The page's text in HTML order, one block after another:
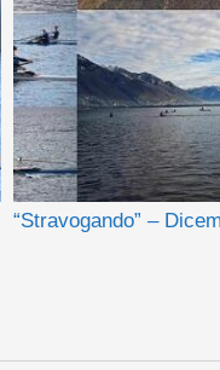
“Stravogando” –